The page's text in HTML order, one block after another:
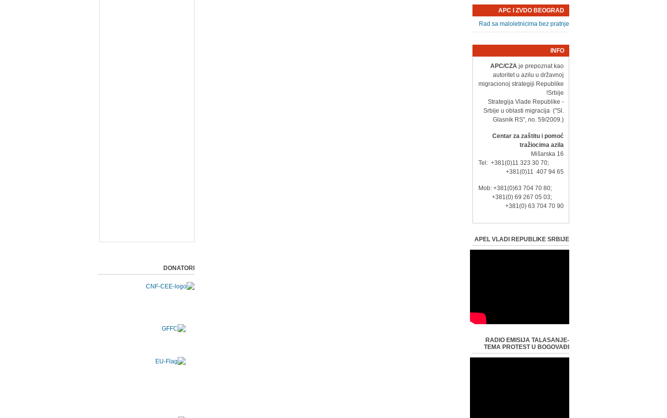
DONATORI
APC I ZVDO BEOGRAD
Rad sa maloletnicima bez pratnje
INFO
APC/CZA je prepoznat kao
autoritet u azilu u državnoj
migracionoj strategiji Republike
Srbije!
- Strategija Vlade Republike
Srbije u oblasti migracija ("Sl.
Glasnik RS", no. 59/2009.)
Centar za zaštitu i pomoć
tražiocima azila
Mišarska 16
Tel: +381(0)11 323 30 70;
+381(0)11 407 94 65
Mob: +381(0)63 704 70 80;
+381(0) 69 267 05 03;
+381(0) 63 704 70 90
APEL VLADI REPUBLIKE SRBIJE
RADIO EMISIJA TALASANJE-
TEMA PROTEST U BOGOVAĐI